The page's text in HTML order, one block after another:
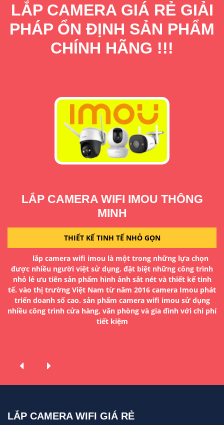
LẮP CAMERA GIÁ RẺ GIẢI
PHÁP ỔN ĐỊNH SẢN PHẨM
CHÍNH HÃNG !!!
LẮP CAMERA WIFI IMOU THÔNG
MINH
THIẾT KẾ TINH TẾ NHỎ GỌN
lắp camera wifi imou là một trong những lựa chọn
được nhiều người việt sử dụng. đặt biệt những công trình
nhỏ lẻ ưu tiên sản phẩm hình ảnh sắt nét và thiết kế tinh
tế. vào thị trường Việt Nam từ năm 2016 camera Imou phát
triển doanh số cao. sản phẩm camera wifi imou sử dụng
nhiều công trình cửa hàng, văn phòng và gia đình với chi phí
tiết kiệm
LẮP CAMERA WIFI GIÁ RẺ